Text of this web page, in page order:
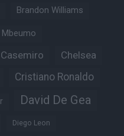
Brandon Williams
Mbeumo
Casemiro Chelsea
Cristiano Ronaldo
David De Gea
Diego Leon